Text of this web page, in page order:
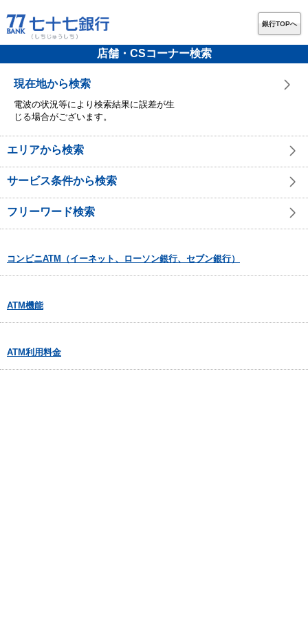
銀行TOPへ
店舗・CSコーナー検索
現在地から検索
電波の状況等により検索結果に誤差が生
じる場合がございます。
エリアから検索
サービス条件から検索
フリーワード検索
コンビニATM（イーネット、ローソン銀行、セブン銀行）
ATM機能
ATM利用料金